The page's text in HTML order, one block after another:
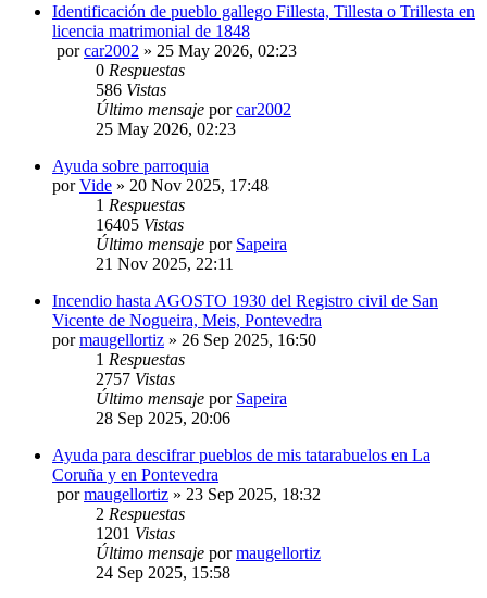
Identificación de pueblo gallego Fillesta, Tillesta o Trillesta en
licencia matrimonial de 1848
porcar2002 » 25 May 2026, 02:23
0 Respuestas
586 Vistas
Último mensaje porcar2002
25 May 2026, 02:23
Ayuda sobre parroquia
porVide » 20 Nov 2025, 17:48
1 Respuestas
16405 Vistas
Último mensaje por Sapeira
21 Nov 2025, 22:11
Incendio hasta AGOSTO 1930 del Registro civil de San
Vicente de Nogueira, Meis, Pontevedra
pormaugellortiz » 26 Sep 2025, 16:50
1 Respuestas
2757 Vistas
Último mensaje por Sapeira
28 Sep 2025, 20:06
Ayuda para descifrar pueblos de mis tatarabuelos en La
Coruña y en Pontevedra
pormaugellortiz » 23 Sep 2025, 18:32
2 Respuestas
1201 Vistas
Último mensaje pormaugellortiz
24 Sep 2025, 15:58